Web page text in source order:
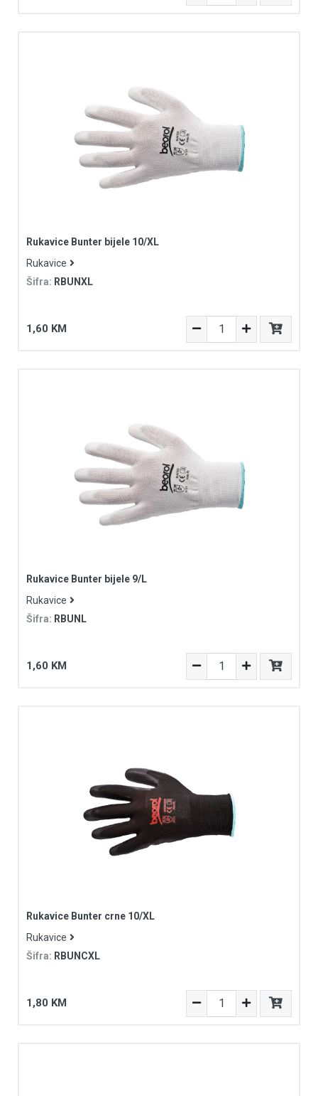
Rukavice Bunter bijele 10/XL
Rukavice
Šifra: RBUNXL
1,60 KM
Rukavice Bunter bijele 9/L
Rukavice
Šifra: RBUNL
1,60 KM
Rukavice Bunter crne 10/XL
Rukavice
Šifra: RBUNCXL
1,80 KM